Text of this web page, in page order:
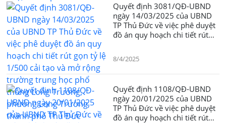
Quyết định 3081/QĐ-UBND
ngày 14/03/2025 của UBND
TP Thủ Đức về việc phê duyệt
đồ án quy hoạch chi tiết rút
thông Long Trường, phường
Long Trường, thành phố Thủ
8/4/2025
Quyết định 1108/QĐ-UBND
ngày 20/01/2025 của UBND
TP Thủ Đức về việc phê duyệt
đồ án quy hoạch chi tiết rút